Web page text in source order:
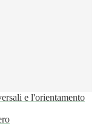
e l'orientamento